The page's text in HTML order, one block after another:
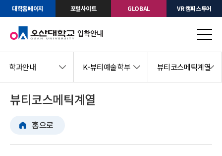
대학홈페이지 포털사이트 GLOBAL VR 캠퍼스투어
학과안내 K-뷰티예술학부 뷰티코스메틱계열
뷰티코스메틱계열
홈으로